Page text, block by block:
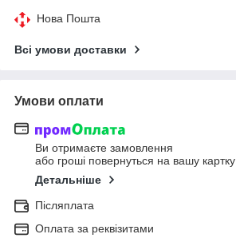
Нова Пошта
Всі умови доставки
Умови оплати
Ви отримаєте замовлення
або гроші повернуться на вашу картку
Детальніше
Післяплата
Оплата за реквізитами